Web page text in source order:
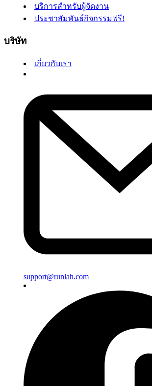
บริการสำหรับผู้จัดงาน
ประชาสัมพันธ์กิจกรรมฟรี!
บริษัท
เกี่ยวกับเรา
support@runlah.com